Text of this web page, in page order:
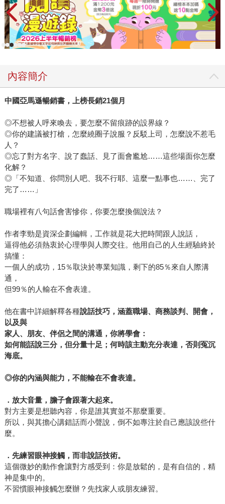
內容簡介
中國亞馬遜暢銷書，上榜長銷21個月
◎不想被人呼來喚去，要怎麼不留痕跡的設界線？
◎你的建議被打槍，怎麼繞圈子說服？反駁上司，怎麼說不惹毛
人？
◎忘了對方名字、說了蠢話、見了面會尷尬……這些場面你怎麼
化解？
◎「不知道、你問別人吧、我不行耶、這麼一點事也……、完了
完了……」
職場裡有八句話會害慘你，你要怎麼換個說法？
作者李勁是資深企劃編輯，工作就是花大把時間跟人說話，
逼得他必須熱衷於心理學與人際交往。他用自己的人生經驗終於
搞懂：
一個人的成功，15％取決於專業知識，剩下的85％來自人際溝
通，
但99％的人輸在不會表達。
他在書中詳細解釋各種說話技巧，涵蓋職場、商務談判、開會，
以及與
家人、朋友、伴侶之間的溝通，你將學會：
如何能話說三分，但分量十足；何時該主動充分表達，否則冤沉
海底。
◎你的內涵與能力，不能輸在不會表達。
．放大音量，膽子會跟著大起來。
對方主要是想聽內容，你是誰其實並不那麼重要。
所以，與其擔心講錯話而小聲說，倒不如專注於自己應該說些什
麼。
．先練習眼神接觸，而非說話技術。
這個微妙的動作會讓對方感受到：你是放鬆的，是有自信的，精
神是集中的。
不習慣眼神接觸怎麼辦？先找家人或朋友練習。